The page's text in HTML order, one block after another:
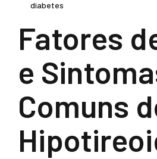
diabetes
Fatores
e
Comuns